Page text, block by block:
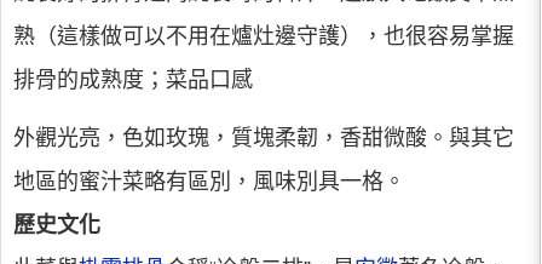
熟（這樣做可以不用在爐灶邊守護），也很容易掌握
排骨的成熟度；菜品口感
外觀光亮，色如玫瑰，質塊柔韌，香甜微酸。與其它
地區的蜜汁菜略有區別，風味別具一格。
歷史文化